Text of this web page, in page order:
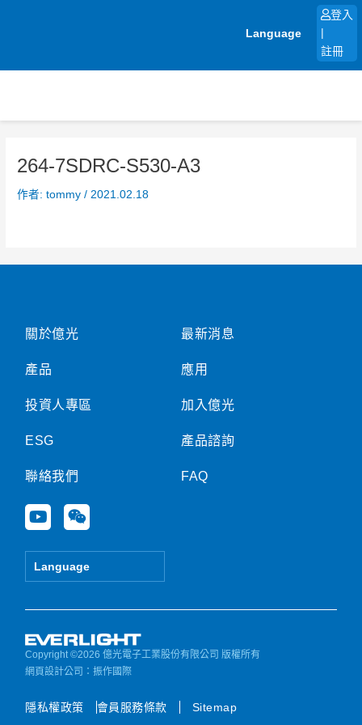
Language
登入
註冊
264-7SDRC-S530-A3
作者:tommy/ 2021.02.18
關於億光
產品
投資人專區
ESG
聯絡我們
Y
o
u
e
W
e
i
Language
最新消息
應用
加入億光
產品諮詢
FAQ
Copyright ©2026 億光電子工業股份有限公司 版權所有
網頁設計公司 ：振作國際
隱私權政策 會員服務條款 Sitemap